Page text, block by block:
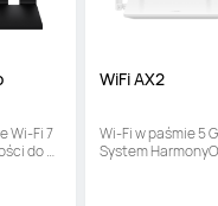
Wi-Fi 7
do
WiFi AX2
Wi-Fi w paśmie 5
System